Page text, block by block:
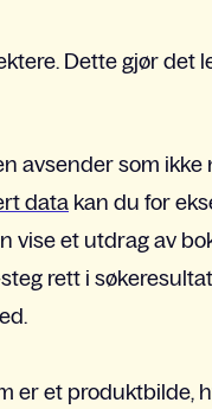
Dette gjør det
avsender som ikke
data kan du for
vise et utdrag av
rett i
er et produktbilde,